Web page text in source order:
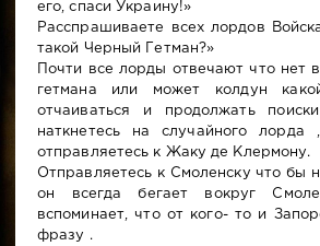
его, спаси Украину!»
Расспрашиваете всех лордов
такой Черный Гетман?»
Почти все лорды отвечают что нет
гетмана или может колдун
отчаиваться и продолжать
наткнетесь на случайного
отправляетесь к Жаку де Клермону.
Отправляетесь к Смоленску что бы
он всегда бегает вокруг
вспоминает, что от кого- то и
фразу .